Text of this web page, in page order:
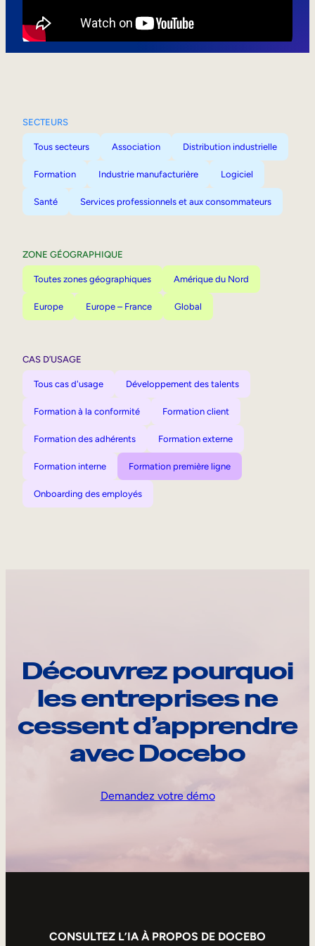
SECTEURS
Tous secteurs Association Distribution industrielle
Formation Industrie manufacturière Logiciel
Santé Services professionnels et aux consommateurs
ZONE GÉOGRAPHIQUE
Toutes zones géographiques Amérique du Nord
Europe Europe – France Global
CAS D’USAGE
Tous cas d'usage Développement des talents
Formation à la conformité Formation client
Formation des adhérents Formation externe
Formation interne Formation première ligne
Onboarding des employés
Découvrez pourquoi
les entreprises ne
cessent d’apprendre
avec Docebo
Demandez votre démo
CONSULTEZ L’IA À PROPOS DE DOCEBO